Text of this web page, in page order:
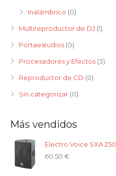
Inalámbrico (0)
Multireproductor de DJ (1)
Portaestudios (0)
Procesadores y Efectos (3)
Reproductor de CD (0)
Sin categorizar (0)
Más vendidos
Electro Voice SXA 250
60.50 €